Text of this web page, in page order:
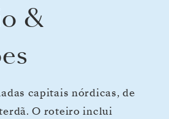
&
capitais nórdicas, de
O roteiro inclui